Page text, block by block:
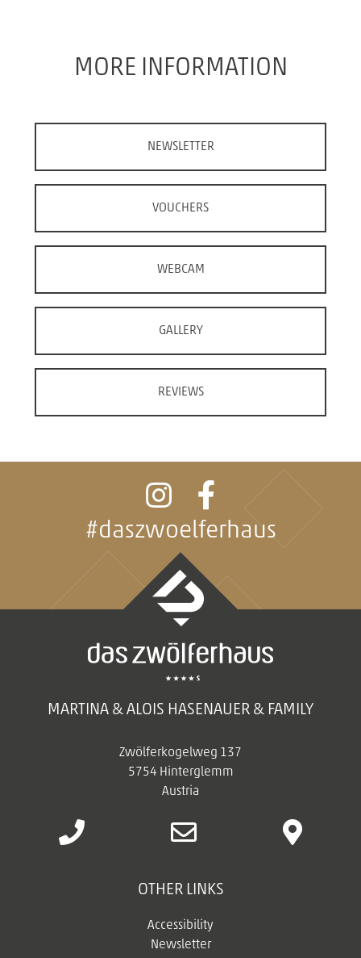
MORE INFORMATION
NEWSLETTER
VOUCHERS
WEBCAM
GALLERY
REVIEWS
#daszwoelferhaus
MARTINA & ALOIS HASENAUER & FAMILY
Zwölferkogelweg 137
5754 Hinterglemm
Austria
OTHER LINKS
Accessibility
Newsletter